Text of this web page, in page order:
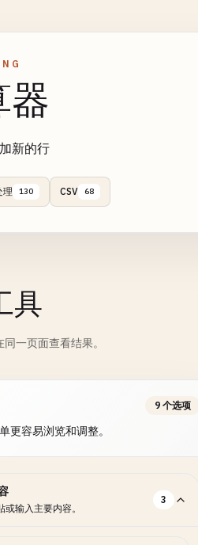
器
新的行
理 130 CSV 68
具
一页面查看结果。
更容易浏览和调整。
9 个选项
或输入主要内容。
3